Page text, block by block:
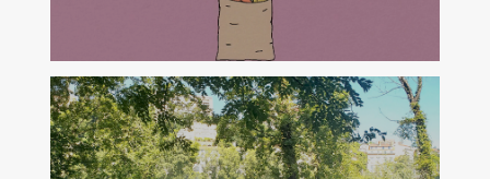
Campement sonore
du 22 au 25 septembre 2026